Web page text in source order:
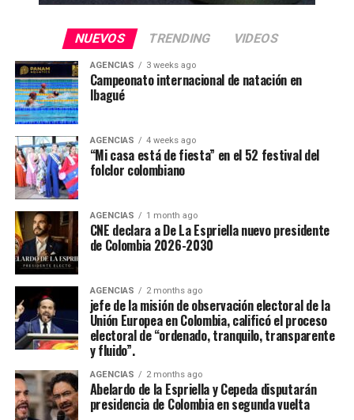
NUEVOS TRENDING VIDEOS
AGENCIAS 3 weeks ago
Campeonato internacional de natación en
Ibagué
AGENCIAS 4 weeks ago
“Mi casa está de fiesta” en el 52 festival del
folclor colombiano
AGENCIAS 1 month ago
CNE declara a De La Espriella nuevo presidente
de Colombia 2026-2030
AGENCIAS 2 months ago
jefe de la misión de observación electoral de la
Unión Europea en Colombia, calificó el proceso
electoral de “ordenado, tranquilo, transparente
y fluido”.
AGENCIAS 2 months ago
Abelardo de la Espriella y Cepeda disputarán
presidencia de Colombia en segunda vuelta